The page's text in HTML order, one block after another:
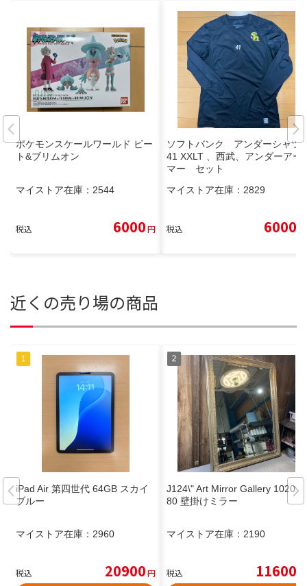
ポケモンスケールワールド ビー
ト&ブリムオン
マイストア在庫： 2544
税込 6000円
ソフトバンク アンダーシャツ
41 XXLT 、西武、アンダーアー
マー セット
マイストア在庫： 2829
税込 6000
近くの売り場の商品
iPad Air 第四世代 64GB スカイ
ブルー
マイストア在庫： 2960
税込 20900円
J124\" Art Mirror Gallery 1020x8
80 壁掛けミラー
マイストア在庫： 2190
税込 11600